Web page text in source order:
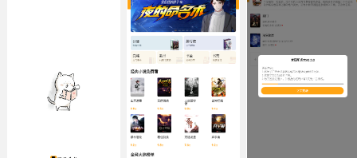
441款应用
184款应用
44款应用
金融理财
54款应用
媒体影音
605款应用
健康医疗
54款应用